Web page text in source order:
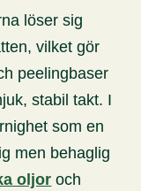
löser sig
vilket gör
peelingbaser
stabil takt. I
som en
men behaglig
oljor och